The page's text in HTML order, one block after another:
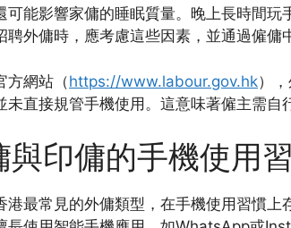
可能影響家傭的睡眠質量。晚上長時間
聘外傭時，應考慮這些因素，並通過僱傭
方網站（https://www.labour.gov.hk）
未直接規管手機使用。這意味著僱主需自
與印傭的手機使用
港最常見的外傭類型，在手機使用習慣上